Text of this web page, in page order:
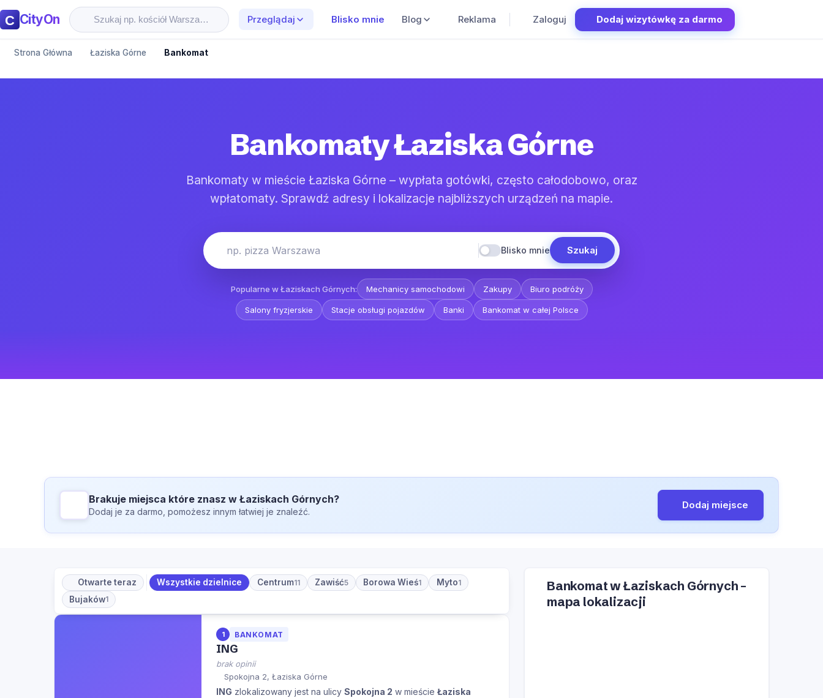
CityOn Przeglądaj Blisko mnie Blog Reklama Zaloguj Dodaj wizytówkę za darmo
Strona Główna Łaziska Górne Bankomat
Bankomaty Łaziska Górne
Bankomaty w mieście Łaziska Górne – wypłata gotówki, często całodobowo, oraz
wpłatomaty. Sprawdź adresy i lokalizacje najbliższych urządzeń na mapie.
np. pizza Warszawa Blisko mnie Szukaj
Popularne w Łaziskach Górnych: Mechanicy samochodowi Zakupy Biuro podróży
Salony fryzjerskie Stacje obsługi pojazdów Banki Bankomat w całej Polsce
Brakuje miejsca które znasz w Łaziskach Górnych?
Dodaj je za darmo, pomożesz innym łatwiej je znaleźć.
Dodaj miejsce
Otwarte teraz Wszystkie dzielnice Centrum11 Zawiść5 Borowa Wieś1 Myto1
Bujaków1
1 BANKOMAT
ING
brak opinii
Spokojna 2, Łaziska Górne
ING zlokalizowany jest na ulicy Spokojna 2 w mieście Łaziska
Bankomat w Łaziskach Górnych –
mapa lokalizacji